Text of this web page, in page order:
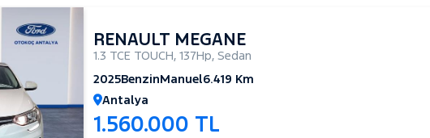
RENAULT MEGANE
1.3 TCE TOUCH, 137Hp, Sedan
2025BenzinManuel6.419 Km
Antalya
1.560.000 TL